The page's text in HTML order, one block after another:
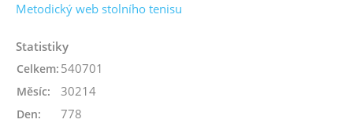
Metodický web stolního tenisu
Statistiky
Celkem: 540701
Měsíc: 30214
Den: 778